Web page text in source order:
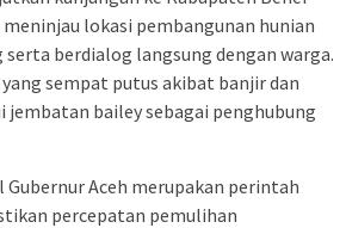
lokasi pembangunan hunian
berdialog langsung dengan warga.
sempat putus akibat banjir dan
bailey sebagai penghubung
Aceh merupakan perintah
percepatan pemulihan